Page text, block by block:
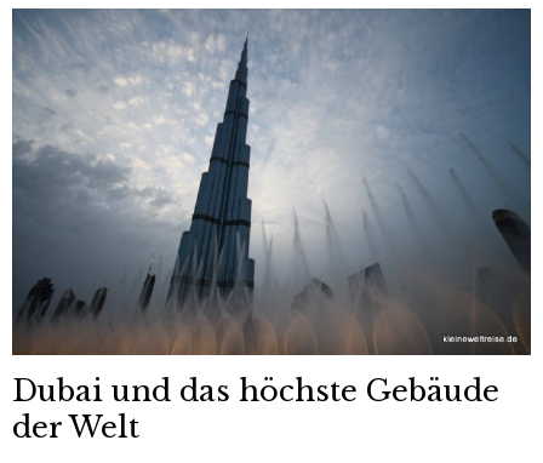
Dubai und das höchste Gebäude
der Welt